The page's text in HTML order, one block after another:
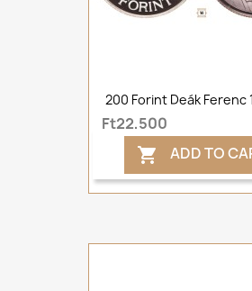
200 Forint Deák Ferenc
Ft22,500
 ADD TO